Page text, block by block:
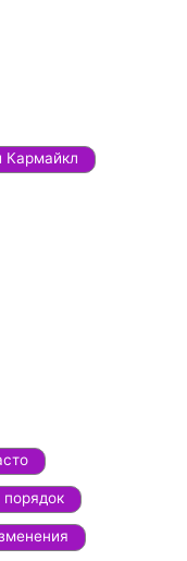
Кармайкл
порядок